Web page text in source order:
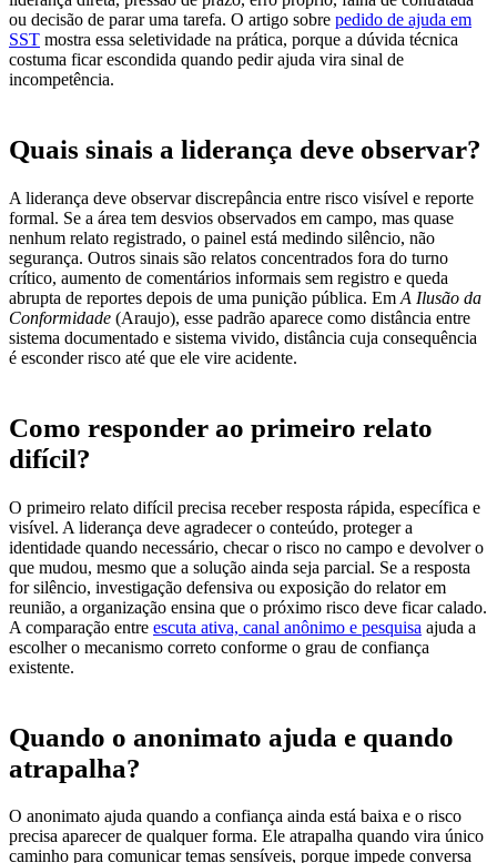
ou decisão de parar uma tarefa. O artigo sobre pedido de ajuda em
SST mostra essa seletividade na prática, porque a dúvida técnica
costuma ficar escondida quando pedir ajuda vira sinal de
incompetência.
Quais sinais a liderança deve observar?
A liderança deve observar discrepância entre risco visível e reporte
formal. Se a área tem desvios observados em campo, mas quase
nenhum relato registrado, o painel está medindo silêncio, não
segurança. Outros sinais são relatos concentrados fora do turno
crítico, aumento de comentários informais sem registro e queda
abrupta de reportes depois de uma punição pública. Em A Ilusão da
Conformidade (Araujo), esse padrão aparece como distância entre
sistema documentado e sistema vivido, distância cuja consequência
é esconder risco até que ele vire acidente.
Como responder ao primeiro relato
difícil?
O primeiro relato difícil precisa receber resposta rápida, específica e
visível. A liderança deve agradecer o conteúdo, proteger a
identidade quando necessário, checar o risco no campo e devolver o
que mudou, mesmo que a solução ainda seja parcial. Se a resposta
for silêncio, investigação defensiva ou exposição do relator em
reunião, a organização ensina que o próximo risco deve ficar calado.
A comparação entre escuta ativa, canal anônimo e pesquisa ajuda a
escolher o mecanismo correto conforme o grau de confiança
existente.
Quando o anonimato ajuda e quando
atrapalha?
O anonimato ajuda quando a confiança ainda está baixa e o risco
precisa aparecer de qualquer forma. Ele atrapalha quando vira único
caminho para comunicar temas sensíveis, porque impede conversa